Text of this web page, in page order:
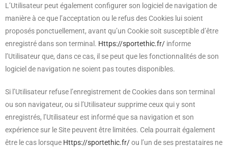
L’Utilisateur peut également configurer son logiciel de navigation de
manière à ce que l’acceptation ou le refus des Cookies lui soient
proposés ponctuellement, avant qu’un Cookie soit susceptible d’être
enregistré dans son terminal. Https://sportethic.fr/ informe
l’Utilisateur que, dans ce cas, il se peut que les fonctionnalités de son
logiciel de navigation ne soient pas toutes disponibles.
Si l’Utilisateur refuse l’enregistrement de Cookies dans son terminal
ou son navigateur, ou si l’Utilisateur supprime ceux qui y sont
enregistrés, l’Utilisateur est informé que sa navigation et son
expérience sur le Site peuvent être limitées. Cela pourrait également
être le cas lorsque Https://sportethic.fr/ou l’un de ses prestataires ne